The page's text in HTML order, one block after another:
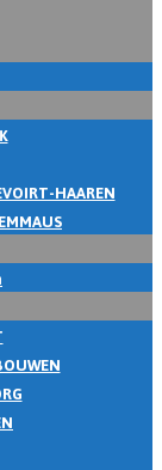
HAAREN